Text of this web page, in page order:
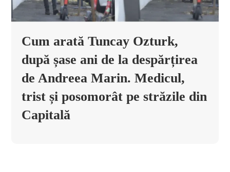
Cum arată Tuncay Ozturk,
după șase ani de la despărțirea
de Andreea Marin. Medicul,
trist și posomorât pe străzile din
Capitală